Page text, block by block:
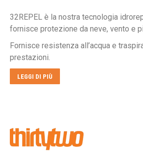
era:
è:
32REPEL è la nostra tecnologia
fornisce protezione da neve, vento e
Fornisce resistenza all’acqua e
prestazioni.
LEGGI DI PIÙ